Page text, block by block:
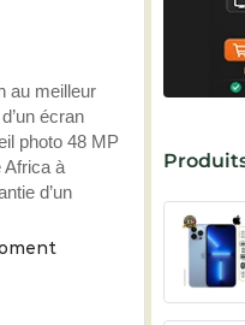
au meilleur
écran
photo 48 MP
Africa à
d’un